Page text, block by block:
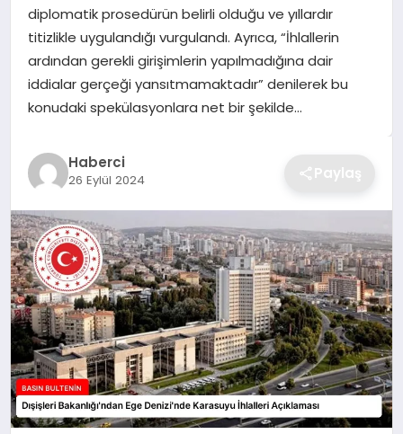
GÜNDEM
diplomatik prosedürün belirli olduğu ve yıllardır
titizlikle uygulandığı vurgulandı. Ayrıca, “İhlallerin
ardından gerekli girişimlerin yapılmadığına dair
iddialar gerçeği yansıtmamaktadır” denilerek bu
konudaki spekülasyonlara net bir şekilde…
Haberci
26 Eylül 2024 Paylaş